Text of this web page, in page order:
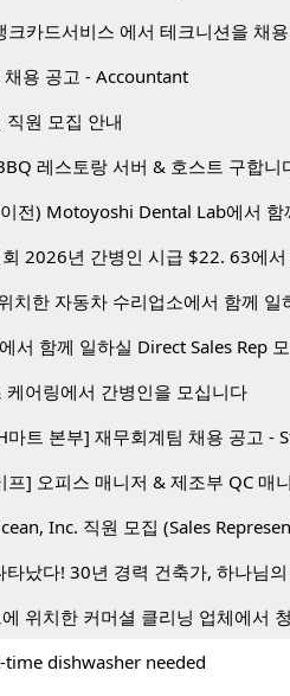
크카드서비스 에서 테크니션을 채
용 공고 - Accountant
직원 모집 안내
전) Motoyoshi Dental Lab에서 함
2026년 간병인 시급 $22. 63에
치한 자동차 수리업소에서 함께
서 함께 일하실 Direct Sales Rep
케어링에서 간병인을 모십니다
마트 본부] 재무회계팀 채용 공고 -
프] 오피스 매니저 & 제조부 QC 매
Inc. 직원 모집 (Sales
타났다! 30년 경력 건축가, 하나님
위치한 커머셜 클리닝 업체에서
time dishwasher needed